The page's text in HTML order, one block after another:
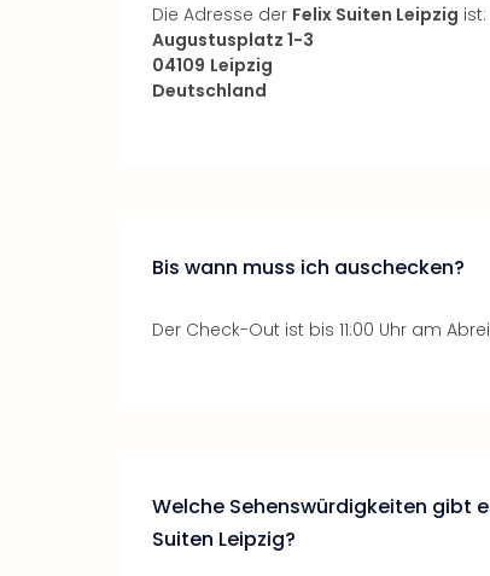
Die Adresse der Felix Suiten Leipzig ist:
Augustusplatz 1-3
04109 Leipzig
Deutschland
Bis wann muss ich auschecken?
Der Check-Out ist bis 11:00 Uhr am
Welche Sehenswürdigkeiten gibt
Suiten Leipzig?